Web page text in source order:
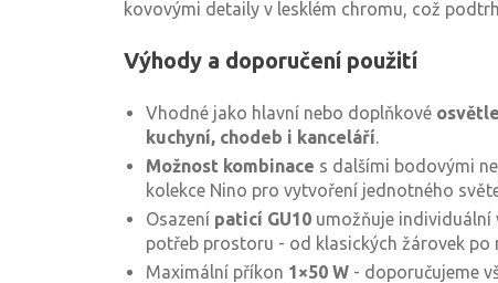
kovovými detaily v lesklém chromu, což
Výhody a doporučení použití
Vhodné jako hlavní nebo doplňkové
kuchyní, chodeb i kanceláří.
Možnost kombinace s dalšími bodovými
kolekce Nino pro vytvoření jednotného
Osazení paticí GU10 umožňuje individuální
potřeb prostoru - od klasických žárovek po
Maximální příkon 1×50 W - doporučujeme